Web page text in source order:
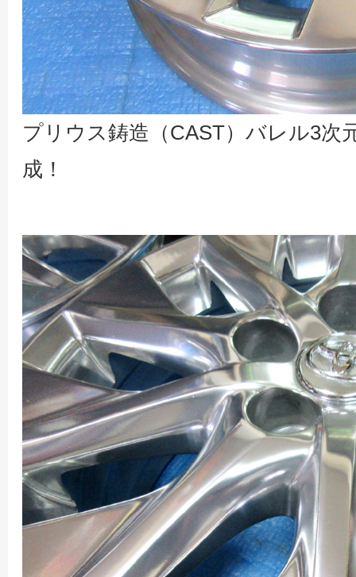
プリウス鋳造（CAST）バレル3次
成！